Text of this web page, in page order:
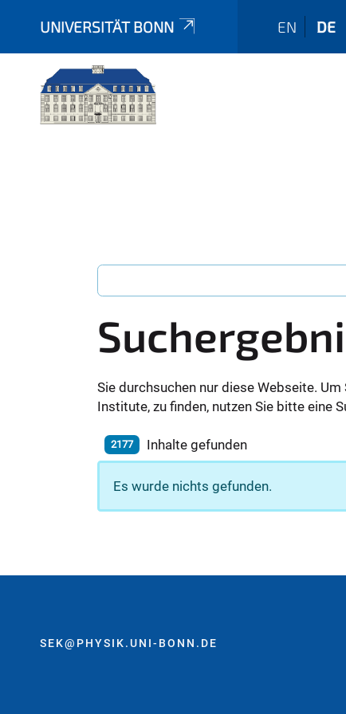
UNIVERSITÄT BONN EN DE
Sie durchsuchen nur diese Webseite.
Institute, zu finden, nutzen Sie bitte eine
2177 Inhalte gefunden
Es wurde nichts gefunden.
SEK@PHYSIK.UNI-BONN.DE